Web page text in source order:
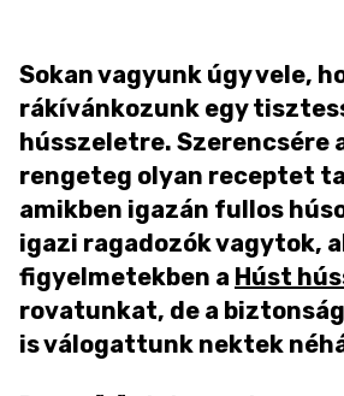
Sokan vagyunk úgy vele,
rákívánkozunk egy
hússzeletre. Szerencsére
rengeteg olyan receptet
amikben igazán fullos
igazi ragadozók vagytok,
figyelmetekben a Húst
rovatunkat, de a
is válogattunk nektek